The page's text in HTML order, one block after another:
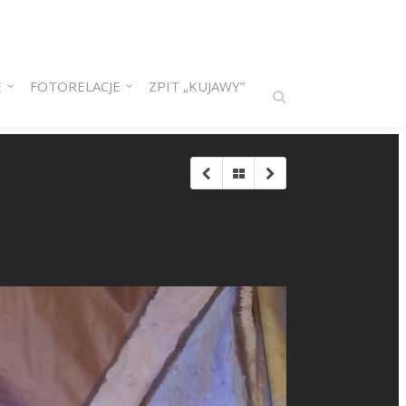
FOTORELACJE ZPIT „KUJAWY”